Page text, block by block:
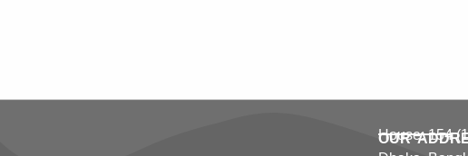
OUR
House: 154